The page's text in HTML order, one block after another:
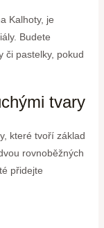
Kalhoty, je
Budete
či pastelky, pokud
tvary
které tvoří základ
rovnoběžných
přidejte